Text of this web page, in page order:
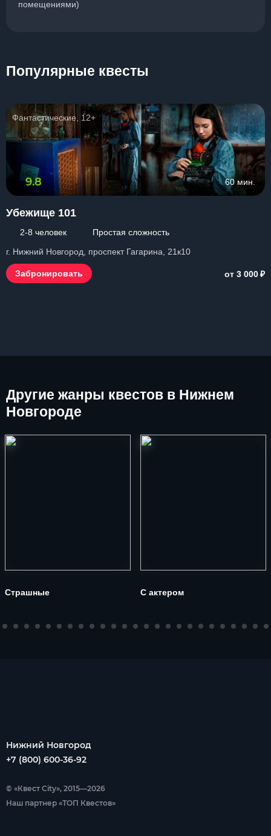
помещениями)
Популярные квесты
Фантастические, 12+
9.8 60 мин.
Убежище 101
2-8 человек
Простая сложность
г. Нижний Новгород, проспект Гагарина, 21к10
Забронировать от 3 000₽
Другие жанры квестов в Нижнем
Новгороде
Страшные С актером
Нижний Новгород
+7 (800) 600-36-92
© «Квест City», 2015—2026
Наш партнер «ТОП Квестов»